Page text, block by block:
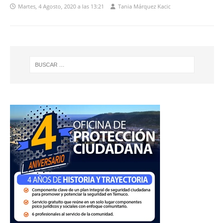
Martes, 4 Agosto, 2020 a las 13:21 Tania Márquez Kacic